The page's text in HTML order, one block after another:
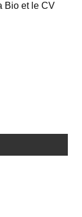
Bio et le CV